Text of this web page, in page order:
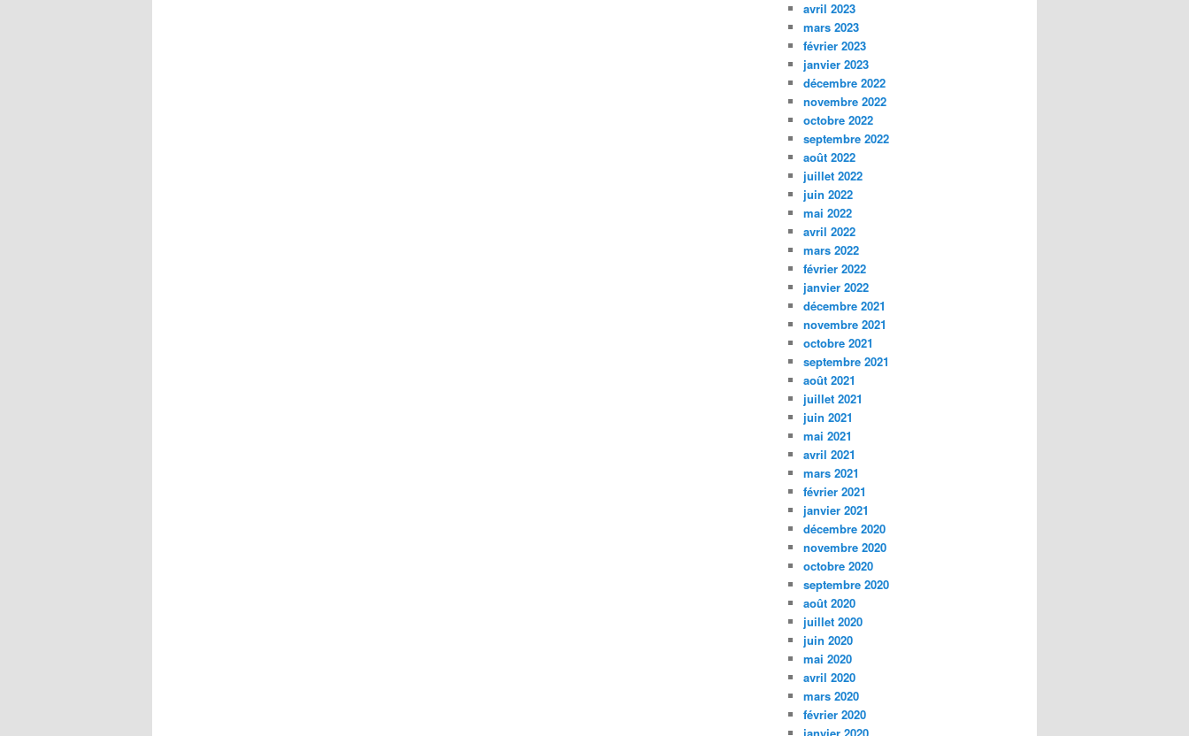
avril 2023
mars 2023
février 2023
janvier 2023
décembre 2022
novembre 2022
octobre 2022
septembre 2022
août 2022
juillet 2022
juin 2022
mai 2022
avril 2022
mars 2022
février 2022
janvier 2022
décembre 2021
novembre 2021
octobre 2021
septembre 2021
août 2021
juillet 2021
juin 2021
mai 2021
avril 2021
mars 2021
février 2021
janvier 2021
décembre 2020
novembre 2020
octobre 2020
septembre 2020
août 2020
juillet 2020
juin 2020
mai 2020
avril 2020
mars 2020
février 2020